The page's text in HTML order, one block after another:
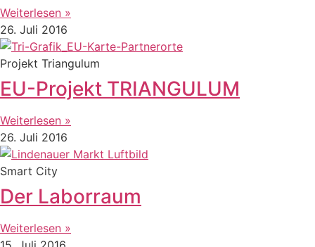
Weiterlesen »
26. Juli 2016
Projekt Triangulum
EU-Projekt TRIANGULUM
Weiterlesen »
26. Juli 2016
Smart City
Der Laborraum
Weiterlesen »